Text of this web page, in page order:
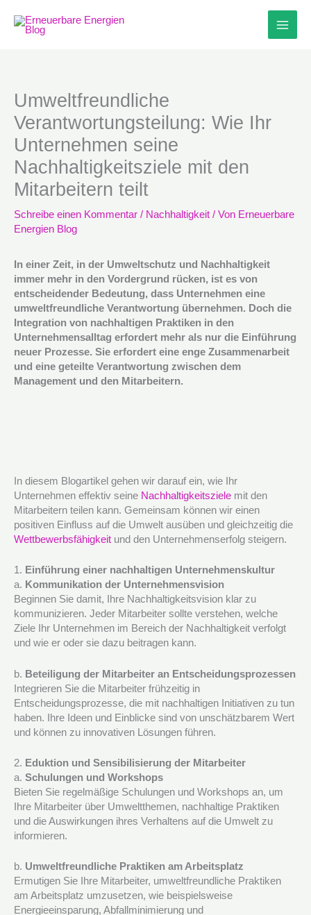
Inhalt
springen
Umweltfreundliche
Verantwortungsteilung: Wie Ihr
Unternehmen seine
Nachhaltigkeitsziele mit den
Mitarbeitern teilt
Schreibe einen Kommentar / Nachhaltigkeit / Von Erneuerbare
Energien Blog
In einer Zeit, in der Umweltschutz und Nachhaltigkeit
immer mehr in den Vordergrund rücken, ist es von
entscheidender Bedeutung, dass Unternehmen eine
umweltfreundliche Verantwortung übernehmen. Doch die
Integration von nachhaltigen Praktiken in den
Unternehmensalltag erfordert mehr als nur die Einführung
neuer Prozesse. Sie erfordert eine enge Zusammenarbeit
und eine geteilte Verantwortung zwischen dem
Management und den Mitarbeitern.
In diesem Blogartikel gehen wir darauf ein, wie Ihr
Unternehmen effektiv seine Nachhaltigkeitsziele mit den
Mitarbeitern teilen kann. Gemeinsam können wir einen
positiven Einfluss auf die Umwelt ausüben und gleichzeitig die
Wettbewerbsfähigkeit und den Unternehmenserfolg steigern.
1. Einführung einer nachhaltigen Unternehmenskultur
a. Kommunikation der Unternehmensvision
Beginnen Sie damit, Ihre Nachhaltigkeitsvision klar zu
kommunizieren. Jeder Mitarbeiter sollte verstehen, welche
Ziele Ihr Unternehmen im Bereich der Nachhaltigkeit verfolgt
und wie er oder sie dazu beitragen kann.
b. Beteiligung der Mitarbeiter an Entscheidungsprozessen
Integrieren Sie die Mitarbeiter frühzeitig in
Entscheidungsprozesse, die mit nachhaltigen Initiativen zu tun
haben. Ihre Ideen und Einblicke sind von unschätzbarem Wert
und können zu innovativen Lösungen führen.
2. Eduktion und Sensibilisierung der Mitarbeiter
a. Schulungen und Workshops
Bieten Sie regelmäßige Schulungen und Workshops an, um
Ihre Mitarbeiter über Umweltthemen, nachhaltige Praktiken
und die Auswirkungen ihres Verhaltens auf die Umwelt zu
informieren.
b. Umweltfreundliche Praktiken am Arbeitsplatz
Ermutigen Sie Ihre Mitarbeiter, umweltfreundliche Praktiken
am Arbeitsplatz umzusetzen, wie beispielsweise
Energieeinsparung, Abfallminimierung und